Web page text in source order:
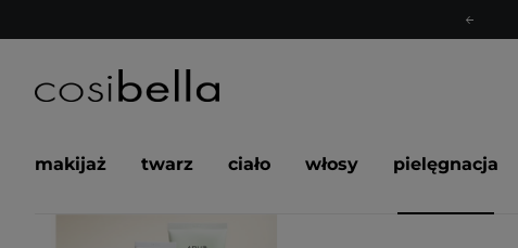
makijaż twarz ciało włosy pielęgnacja